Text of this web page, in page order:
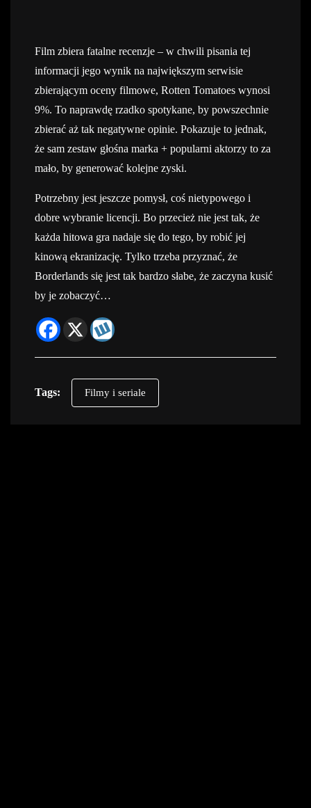
Film zbiera fatalne recenzje – w chwili pisania tej
informacji jego wynik na największym serwisie
zbierającym oceny filmowe, Rotten Tomatoes wynosi
9%. To naprawdę rzadko spotykane, by powszechnie
zbierać aż tak negatywne opinie. Pokazuje to jednak,
że sam zestaw głośna marka + popularni aktorzy to za
mało, by generować kolejne zyski.
Potrzebny jest jeszcze pomysł, coś nietypowego i
dobre wybranie licencji. Bo przecież nie jest tak, że
każda hitowa gra nadaje się do tego, by robić jej
kinową ekranizację. Tylko trzeba przyznać, że
Borderlands się jest tak bardzo słabe, że zaczyna kusić
by je zobaczyć…
Tags: Filmy i seriale